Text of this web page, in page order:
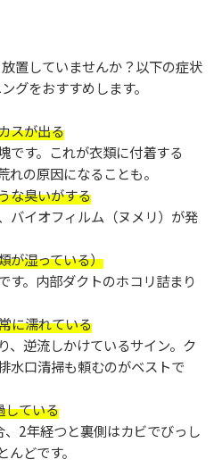
置していませんか？以下の症状
グをおすすめします。
スが出る
です。これが衣類に付着する
れの原因になることも。
な臭いがする
バイオフィルム（ヌメリ）が発
が湿っている）
す。内部ダクトのホコリ詰まり
に濡れている
、逆流しかけているサイン。ク
水口清掃も頼むのがベストで
している
2年経つと裏側はカビでびっし
どです。